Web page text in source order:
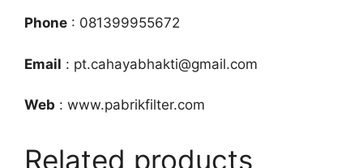
Phone : 081399955672
Email : pt.cahayabhakti@gmail.com
Web : www.pabrikfilter.com
Related products